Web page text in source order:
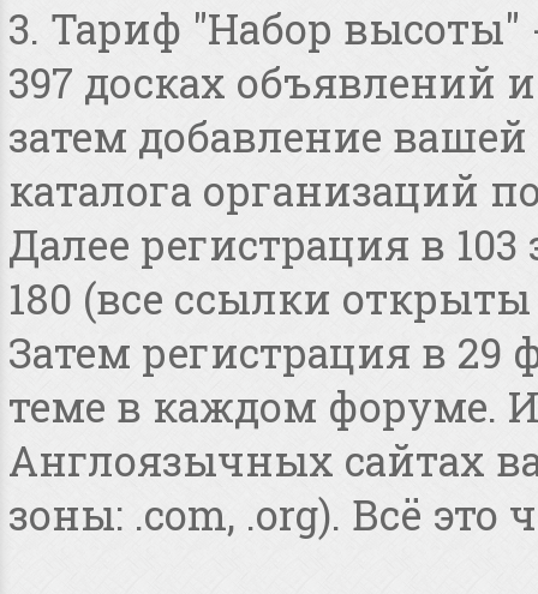
3. Тариф "Набор
397 досках объявлений
затем добавление
каталога организаций
Далее регистрация в
180 (все ссылки
Затем регистрация в 29
теме в каждом форуме.
Англоязычных сайтах
зоны: .com, .org). Всё это